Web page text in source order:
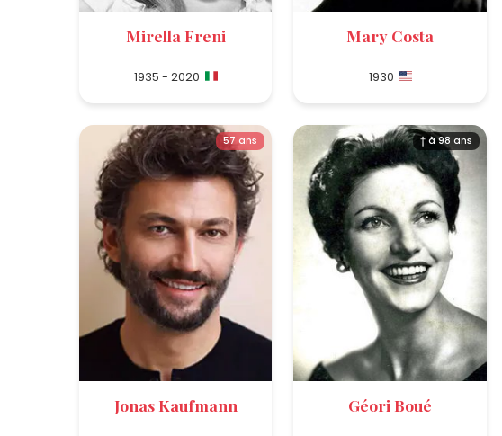
Mirella Freni
1935 - 2020
Mary Costa
1930
57 ans
Jonas Kaufmann
† à 98 ans
Géori Boué